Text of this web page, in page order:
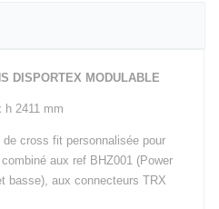
DISPORTEX MODULABLE
h 2411 mm
cross fit personnalisée pour
aux ref BHZ001 (Power
basse), aux connecteurs TRX